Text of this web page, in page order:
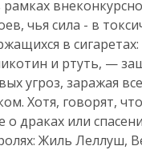
чья сила - в
в
и ртуть, —
угроз, заражая
Хотя, говорят,
о драках или
Жиль Леллуш,